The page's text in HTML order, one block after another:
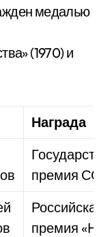
медалью
(1970) и
Награда
премия
Российская
премия